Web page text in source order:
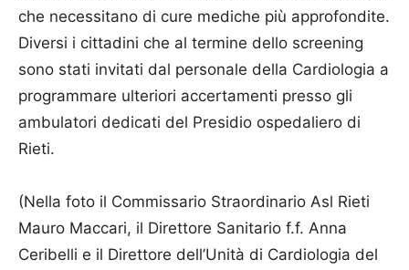
che necessitano di cure mediche più approfondite.
Diversi i cittadini che al termine dello screening
sono stati invitati dal personale della Cardiologia a
programmare ulteriori accertamenti presso gli
ambulatori dedicati del Presidio ospedaliero di
Rieti.
(Nella foto il Commissario Straordinario Asl Rieti
Mauro Maccari, il Direttore Sanitario f.f. Anna
Ceribelli e il Direttore dell’Unità di Cardiologia del